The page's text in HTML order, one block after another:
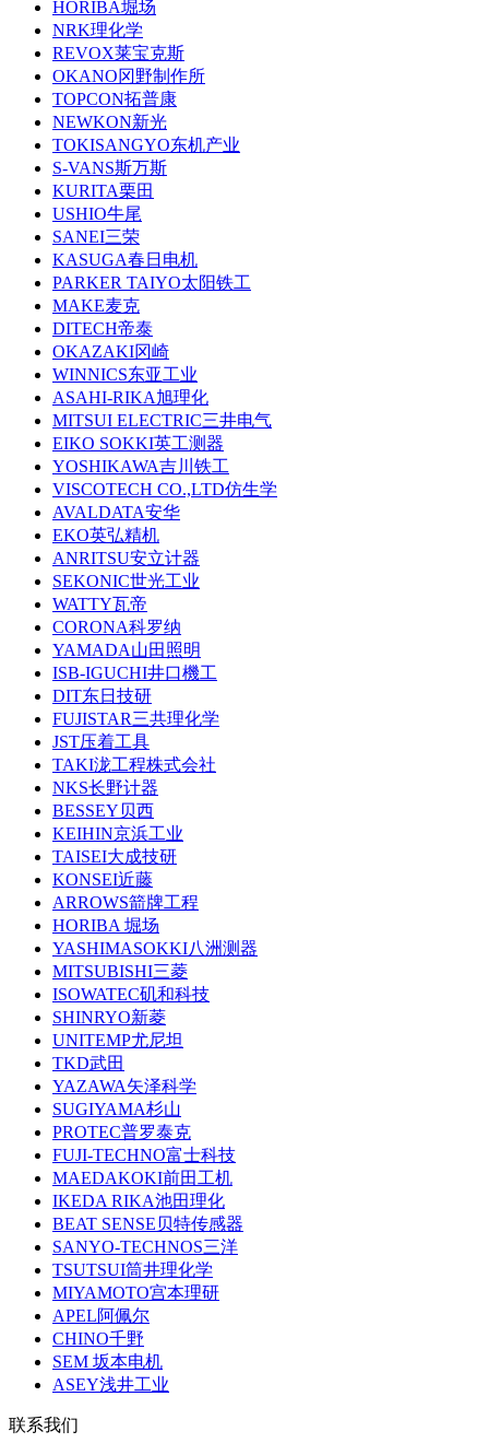
HORIBA堀场
NRK理化学
REVOX莱宝克斯
OKANO冈野制作所
TOPCON拓普康
NEWKON新光
TOKISANGYO东机产业
S-VANS斯万斯
KURITA栗田
USHIO牛尾
SANEI三荣
KASUGA春日电机
PARKER TAIYO太阳铁工
MAKE麦克
DITECH帝泰
OKAZAKI冈崎
WINNICS东亚工业
ASAHI-RIKA旭理化
MITSUI ELECTRIC三井电气
EIKO SOKKI英工测器
YOSHIKAWA吉川铁工
VISCOTECH CO.,LTD仿生学
AVALDATA安华
EKO英弘精机
ANRITSU安立计器
SEKONIC世光工业
WATTY瓦帝
CORONA科罗纳
YAMADA山田照明
ISB-IGUCHI井口機工
DIT东日技研
FUJISTAR三共理化学
JST压着工具
TAKI泷工程株式会社
NKS长野计器
BESSEY贝西
KEIHIN京浜工业
TAISEI大成技研
KONSEI近藤
ARROWS箭牌工程
HORIBA 堀场
YASHIMASOKKI八洲测器
MITSUBISHI三菱
ISOWATEC矶和科技
SHINRYO新菱
UNITEMP尤尼坦
TKD武田
YAZAWA矢泽科学
SUGIYAMA杉山
PROTEC普罗泰克
FUJI-TECHNO富士科技
MAEDAKOKI前田工机
IKEDA RIKA池田理化
BEAT SENSE贝特传感器
SANYO-TECHNOS三洋
TSUTSUI筒井理化学
MIYAMOTO宫本理研
APEL阿佩尔
CHINO千野
SEM 坂本电机
ASEY浅井工业
联系我们